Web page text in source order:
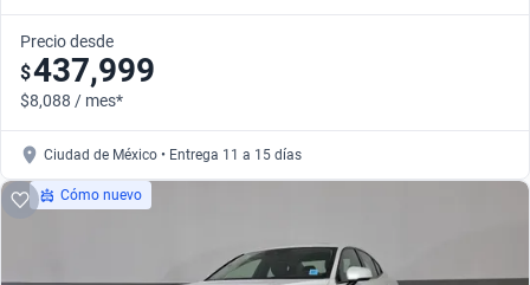
Precio desde
$437,999
$8,088 / mes*
Ciudad de México • Entrega 11 a 15 días
Cómo nuevo